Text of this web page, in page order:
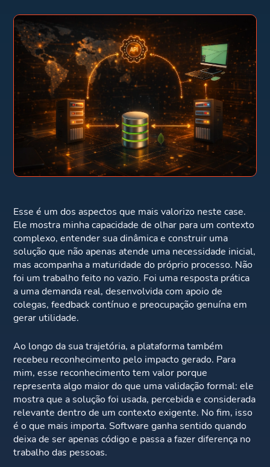
Esse é um dos aspectos que mais valorizo neste case.
Ele mostra minha capacidade de olhar para um contexto
complexo, entender sua dinâmica e construir uma
solução que não apenas atende uma necessidade inicial,
mas acompanha a maturidade do próprio processo. Não
foi um trabalho feito no vazio. Foi uma resposta prática
a uma demanda real, desenvolvida com apoio de
colegas, feedback contínuo e preocupação genuína em
gerar utilidade.
Ao longo da sua trajetória, a plataforma também
recebeu reconhecimento pelo impacto gerado. Para
mim, esse reconhecimento tem valor porque
representa algo maior do que uma validação formal: ele
mostra que a solução foi usada, percebida e considerada
relevante dentro de um contexto exigente. No fim, isso
é o que mais importa. Software ganha sentido quando
deixa de ser apenas código e passa a fazer diferença no
trabalho das pessoas.